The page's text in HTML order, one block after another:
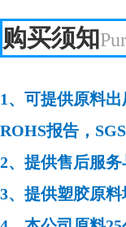
购买须知
1、可提供原料
ROHS报告，
2、提供售后服
3、提供塑胶原料